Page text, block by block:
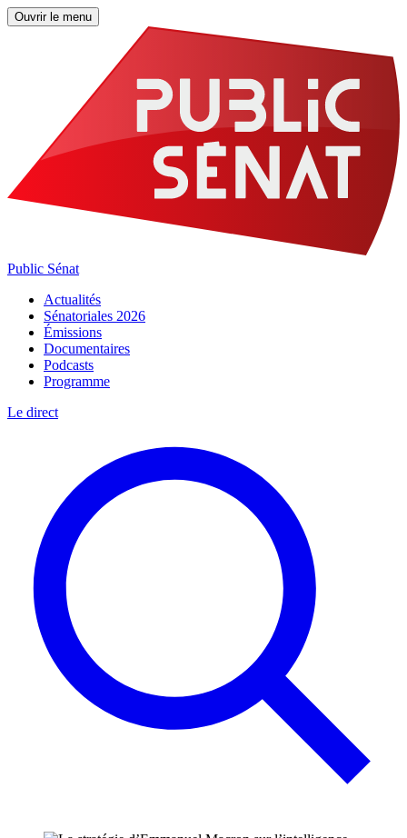
Ouvrir le menu
Public Sénat
Actualités
Sénatoriales 2026
Émissions
Documentaires
Podcasts
Programme
Le direct